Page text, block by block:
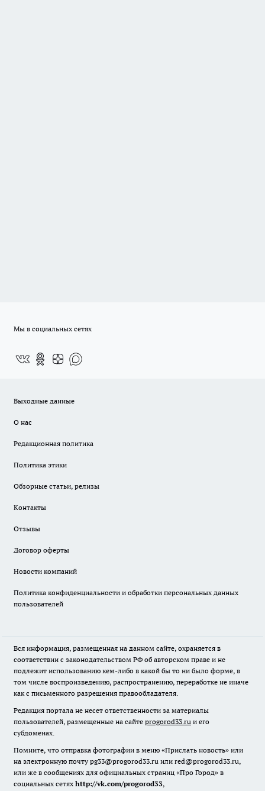
Мы в социальных сетях
Выходные данные
О нас
Редакционная политика
Политика этики
Обзорные статьи, релизы
Контакты
Отзывы
Договор оферты
Новости компаний
Политика конфиденциальности и обработки персональных данных
пользователей
Вся информация, размещенная на данном сайте, охраняется в
соответствии с законодательством РФ об авторском праве и не
подлежит использованию кем-либо в какой бы то ни было форме, в
том числе воспроизведению, распространению, переработке не иначе
как с письменного разрешения правообладателя.
Редакция портала не несет ответственности за материалы
пользователей, размещенные на сайте progorod33.ru и его
субдоменах.
Помните, что отправка фотографии в меню «Прислать новость» или
на электронную почту pg33@progorod33.ru или red@progorod33.ru,
или же в сообщениях для официальных страниц «Про Город» в
социальных сетях http://vk.com/progorod33,